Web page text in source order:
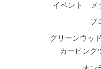
イベント
ブ
グリーンウッ
カービング